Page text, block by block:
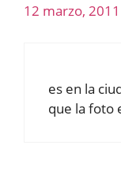
12 marzo,
es en la
que la foto